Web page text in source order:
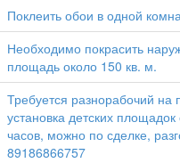
Поклеить обои в одной
Необходимо покрасить
площадь около 150 кв. м.
Требуется разнорабочий
установка детских
часов, можно по сделке,
89186866757